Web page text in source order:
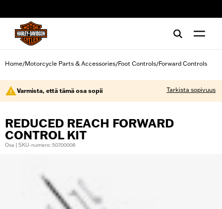
Home/Motorcycle Parts & Accessories/Foot Controls/Forward Controls
Varmista, että tämä osa sopii Tarkista sopivuus
REDUCED REACH FORWARD
CONTROL KIT
Osa | SKU-numero: 50700008